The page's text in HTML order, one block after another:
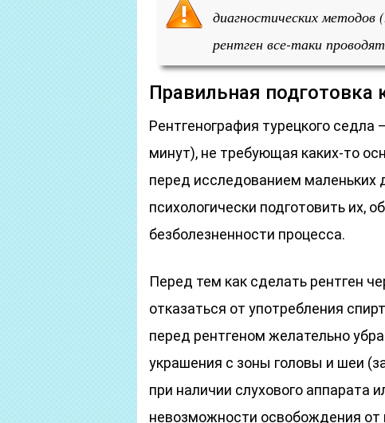
диагностических
рентген все-таки
Правильная подготовка
Рентгенография турецкого
минут), не требующая каких-то
перед исследованием маленьких
психологически подготовить их,
безболезненности процесса.
Перед тем как сделать рентген
отказаться от употребления
перед рентгеном желательно
украшения с зоны головы и шеи
при наличии слухового аппарата
невозможности освобождения